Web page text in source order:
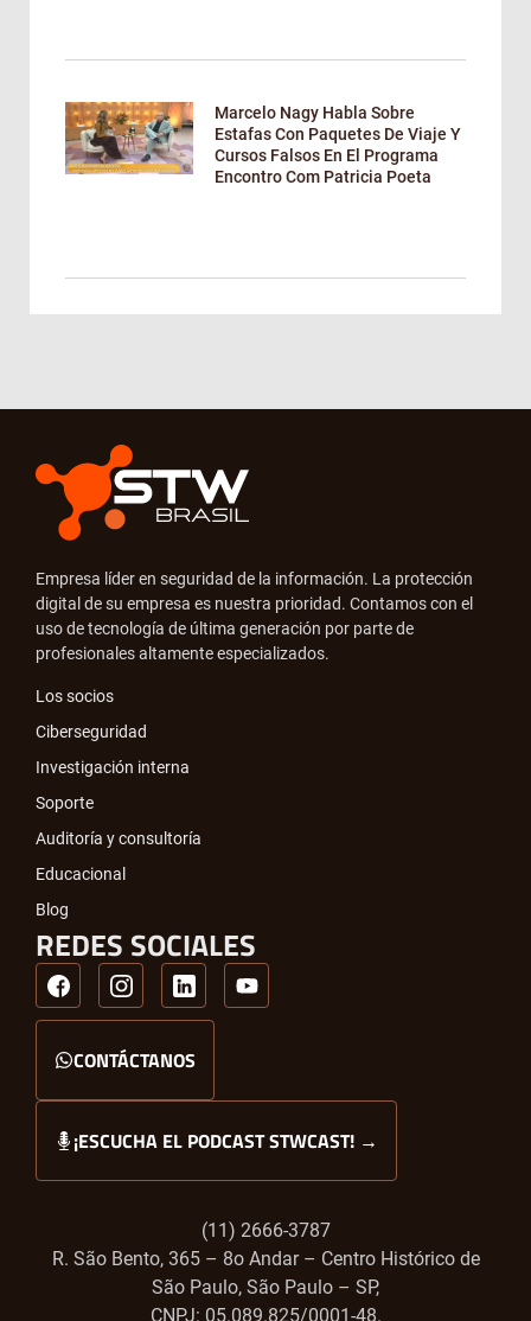
Marcelo Nagy Habla Sobre
Estafas Con Paquetes De Viaje Y
Cursos Falsos En El Programa
Encontro Com Patricia Poeta
Empresa líder en seguridad de la información. La protección
digital de su empresa es nuestra prioridad. Contamos con el
uso de tecnología de última generación por parte de
profesionales altamente especializados.
Los socios
Ciberseguridad
Investigación interna
Soporte
Auditoría y consultoría
Educacional
Blog
REDES SOCIALES
CONTÁCTANOS
¡ESCUCHA EL PODCAST STWCAST! →
(11) 2666-3787
R. São Bento, 365 – 8o Andar – Centro Histórico de
São Paulo, São Paulo – SP,
CNPJ: 05.089.825/0001-48.